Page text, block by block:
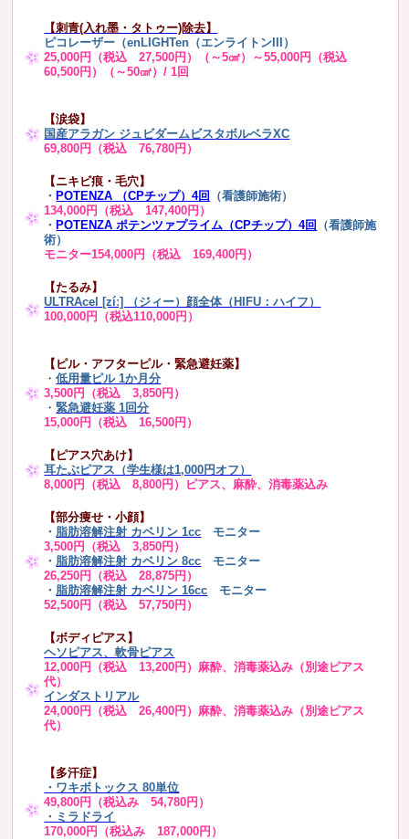
【刺青(入れ墨・タトゥー)除去】
ピコレーザー（enLIGHTen（エンライトンIII）
25,000円（税込 27,500円）（～5㎠）～55,000円（税込
60,500円）（～50㎠）/ 1回
【涙袋】
国産アラガン ジュビダームビスタボルベラXC
69,800円（税込 76,780円）
【ニキビ痕・毛穴】
・ POTENZA （CPチップ）4回
（看護師施術）
134,000円（税込 147,400円）
・ POTENZA ポテンツァプライム（CPチップ）4回
（看護師施
術）
モニター154,000円（税込 169,400円）
【たるみ】
ULTRAcel [zíː] （ジィー）顔全体（HIFU：ハイフ）
100,000円（税込110,000円）
【ピル・アフターピル・緊急避妊薬】
・低用量ピル 1か月分
3,500円（税込 3,850円）
・緊急避妊薬 1回分
15,000円（税込 16,500円）
【ピアス穴あけ】
耳たぶピアス（学生様は1,000円オフ）
8,000円（税込 8,800円）ピアス、麻酔、消毒薬込み
【部分痩せ・小顔】
・ 脂肪溶解注射 カベリン 1cc モニター
3,500円（税込 3,850円）
・ 脂肪溶解注射 カベリン 8cc モニター
26,250円（税込 28,875円）
・ 脂肪溶解注射 カベリン 16cc
モニター
52,500円（税込 57,750円）
【ボディピアス】
ヘソピアス、軟骨ピアス
12,000円（税込 13,200円）麻酔、消毒薬込み（別途ピアス
代）
インダストリアル
24,000円（税込 26,400円）麻酔、消毒薬込み（別途ピアス
代）
【多汗症】
・ ワキボトックス 80単位
49,800円（税込み 54,780円）
・ミラドライ
170,000円（税込み 187,000円）